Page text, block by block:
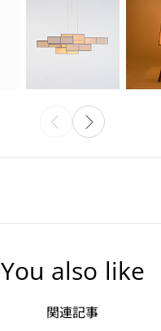
You also like
関連記事